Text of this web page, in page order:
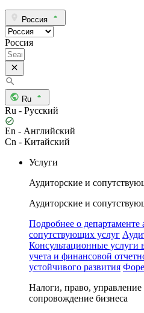
Россия
Россия
Ru
Ru - Русский
En - Английский
Cn - Китайский
Услуги
Аудиторские и
Аудиторские и
Подробнее о департаменте
сопутствующих услуг
Консультационные услуги
учета и финансовой
устойчивого развития
Налоги, право,
сопровождение бизнеса